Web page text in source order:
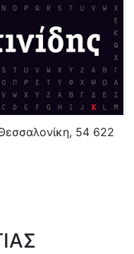
54 622